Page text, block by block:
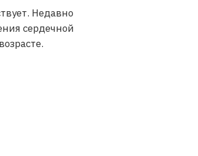
Недавно
сердечной